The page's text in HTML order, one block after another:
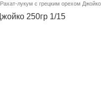
Рахат-лукум с грецким орехом